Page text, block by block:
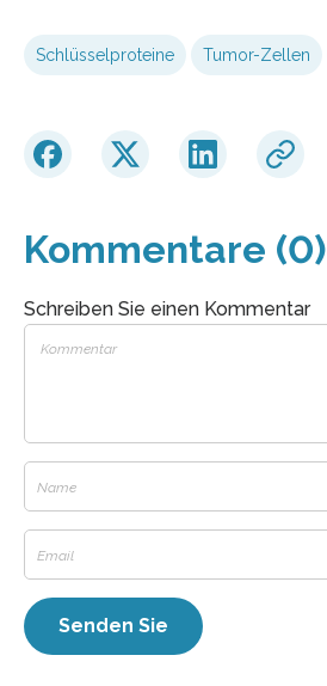
Schlüsselproteine Tumor-Zellen
Kommentare (0)
Schreiben Sie einen Kommentar